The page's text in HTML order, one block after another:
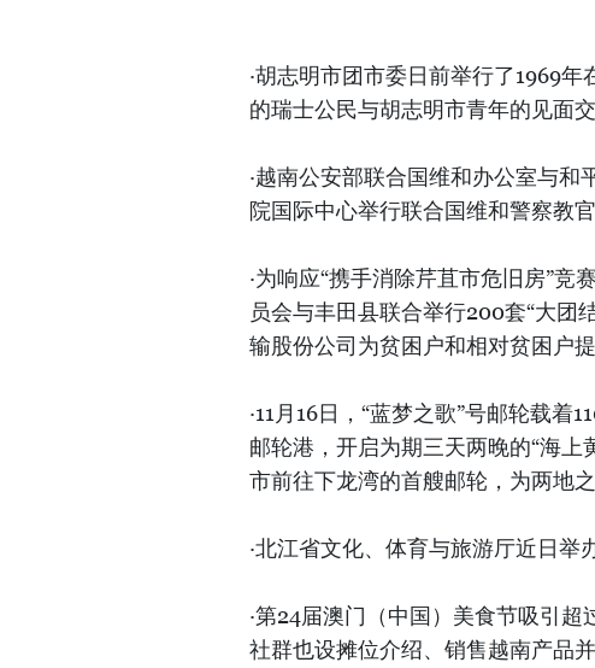
·胡志明市团市委日前举行了1969
的瑞士公民与胡志明市青年的见面交
·越南公安部联合国维和办公室与
院国际中心举行联合国维和警察教官
·为响应“携手消除芹苴市危旧房”竞
员会与丰田县联合举行200套“大团
输股份公司为贫困户和相对贫困户提
·11月16日，“蓝梦之歌”号邮轮载
邮轮港，开启为期三天两晚的“海
市前往下龙湾的首艘邮轮，为两地
·北江省文化、体育与旅游厅近日举
·第24届澳门（中国）美食节吸引
社群也设摊位介绍、销售越南产品